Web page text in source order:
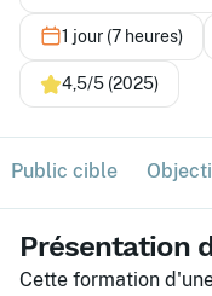
1 jour (7 heures)
4,5/5 (2025)
Public cible
Présentation
Cette formation